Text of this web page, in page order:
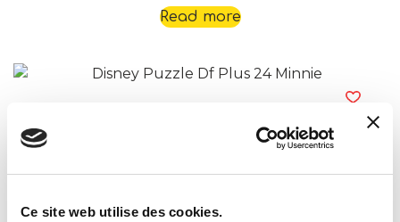
Ce site web utilise des cookies.
Read more